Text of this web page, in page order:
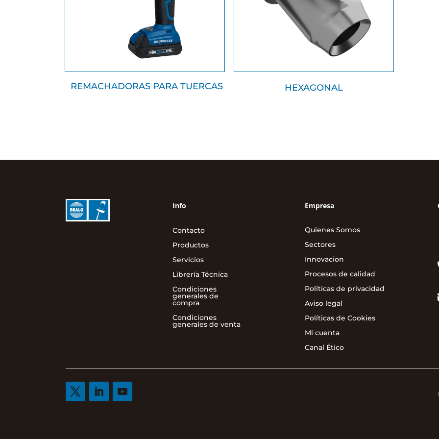
REMACHADORAS PARA TUERCAS HEXAGONAL
Info
Contacto
Productos
Servicios
Librería Técnica
Condiciones
generales de
compra
Condiciones
generales de venta
Empresa
Quienes Somos
Sectores
Innovacion
Procesos de calidad
Políticas de privacidad
Aviso legal
Políticas de Cookies
Mi cuenta
Canal Ético